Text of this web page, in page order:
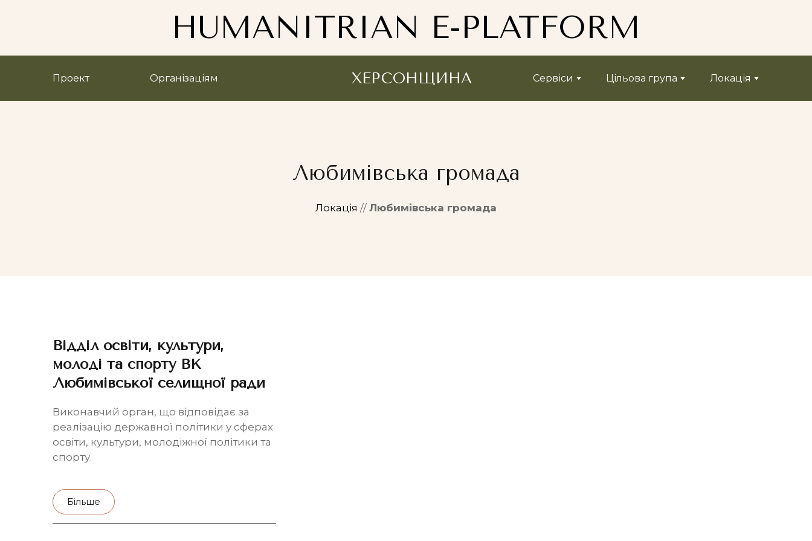
HUMANITRIAN E-PLATFORM
Проект Організаціям ХЕРСОНЩИНА Сервіси Цільова група Локація
Любимівська громада
Локація // Любимівська громада
Відділ освіти, культури,
молоді та спорту ВК
Любимівської селищної ради
Виконавчий орган, що відповідає за
реалізацію державної політики у сферах
освіти, культури, молодіжної політики та
спорту.
Більше